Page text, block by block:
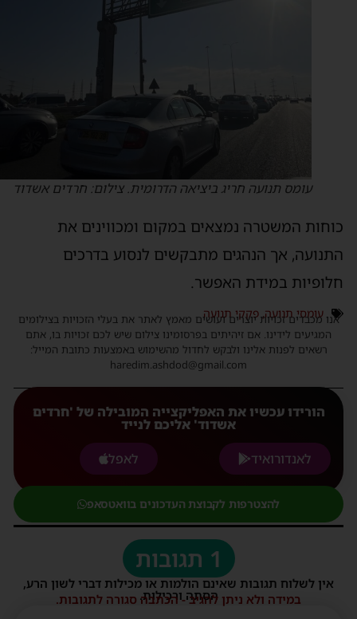
עומס תנועה חריג ביציאה הדרומית. צילום: חרדים אשדוד
המשטרה נמצאים במקום ומכווינים את
אך הנהגים מתבקשים לנסוע בדרכים
במידת האפשר.
עומסי תנועה,פקקי תנועה
אנו מכבדים זכויות יוצרים ועושים מאמץ לאתר את בעלי הזכויות בצילומים
המגיעים לידינו. אם זיהיתים בפרסומינו צילום שיש לכם זכויות בו, אתם
רשאים לפנות אלינו ולבקש לחדול מהשימוש באמצעות כתובת המייל:
haredim.ashdod@gmail.com
הורידו עכשיו את האפליקצייה המובילה של 'חרדים
אשדוד' אליכם לנייד
לאנדורואיד
לאפל
להצטרפות לקבוצת העדכונים בוואטסאפ
1 תגובות
אין לשלוח תגובות שאינם הולמות או מכילות דברי לשון הרע,
הסתה ורכילות.
במידה ולא ניתן להגיב - הכתבה סגורה לתגובות.